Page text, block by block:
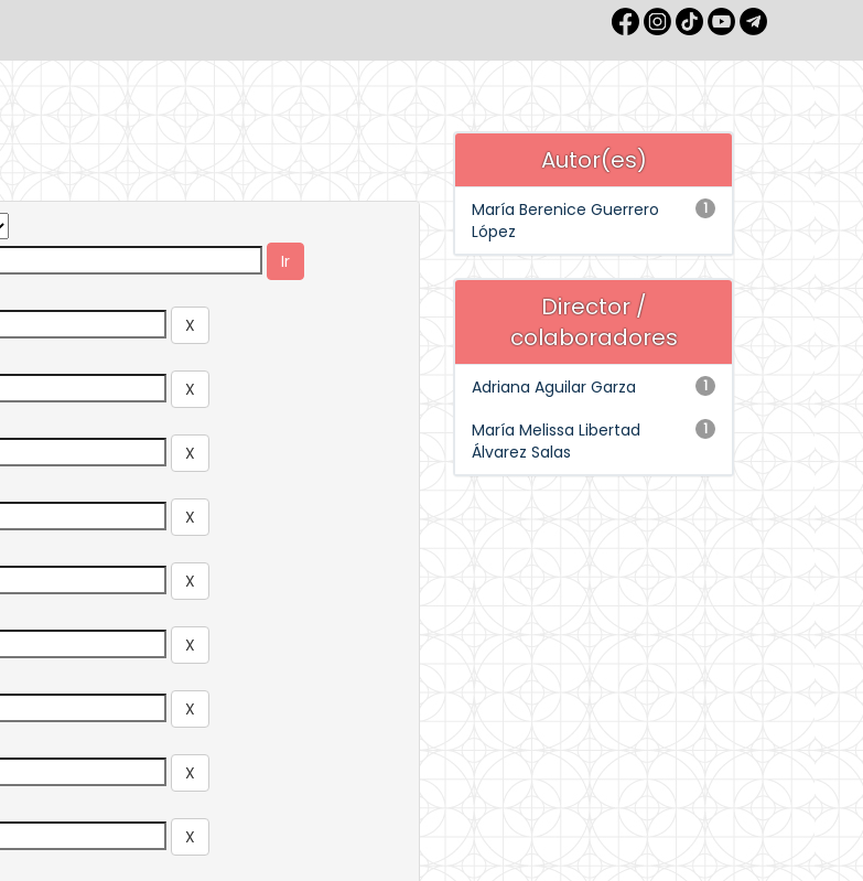
Autor(es)
1
María Berenice Guerrero
López
Director /
colaboradores
1
Adriana Aguilar Garza
1
María Melissa Libertad
Álvarez Salas